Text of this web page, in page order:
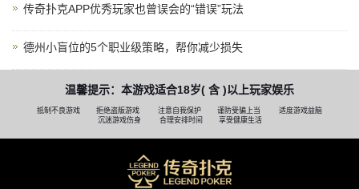
传奇扑克APP优秀玩家也曾误会的“错误”玩法
德州小盲位的5个职业级策略，帮你减少损失
温馨提示：本游戏适合18岁( 含 )以上玩家娱乐
抵制不良游戏 拒绝盗版游戏 注意自我保护 谨防受骗上当
适度游戏益脑
沉迷游戏伤身
合理安排时间 享受健康生活